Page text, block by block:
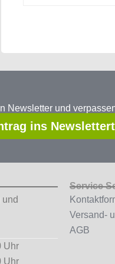
Newsletter und
ins
Uhr
Uhr
Service
Versand-
AGB